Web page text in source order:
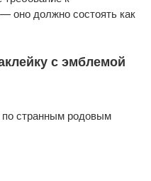
оно должно состоять как
с эмблемой